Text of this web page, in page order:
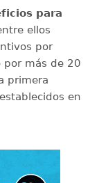
para
ellos
por
más de 20
primera
en